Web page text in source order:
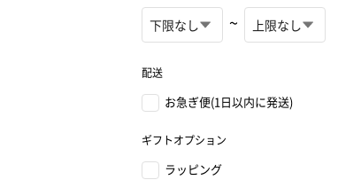
~
配送
お急ぎ便(1日以内に発送)
ギフトオプション
ラッピング